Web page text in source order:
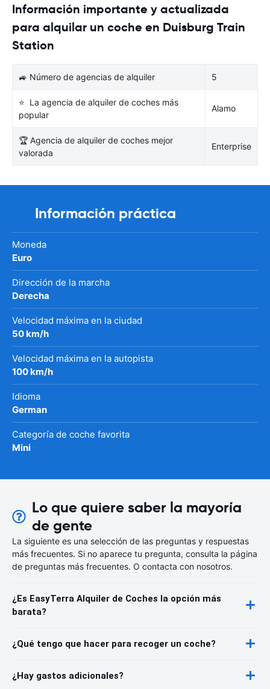
Información importante y actualizada
para alquilar un coche en Duisburg Train
Station
🚙 Número de agencias de alquiler 5
⭐ La agencia de alquiler de coches más
popular
Alamo
🏆 Agencia de alquiler de coches mejor
valorada
Enterprise
Información práctica
Moneda
Euro
Dirección de la marcha
Derecha
Velocidad máxima en la ciudad
50 km/h
Velocidad máxima en la autopista
100 km/h
Idioma
German
Categoría de coche favorita
Mini
Lo que quiere saber la mayoría
de gente
La siguiente es una selección de las preguntas y respuestas
más frecuentes. Si no aparece tu pregunta, consulta la página
de preguntas más frecuentes. O contacta con nosotros.
¿Es EasyTerra Alquiler de Coches la opción más
barata?
¿Qué tengo que hacer para recoger un coche?
¿Hay gastos adicionales?